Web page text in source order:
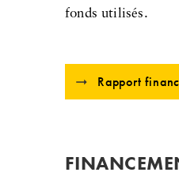
fonds utilisés.
Rapport